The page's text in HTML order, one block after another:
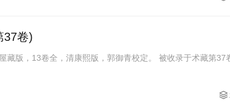
37卷)
藏版，13卷全，清康熙版，郭御青校定。 被收录于术藏第37